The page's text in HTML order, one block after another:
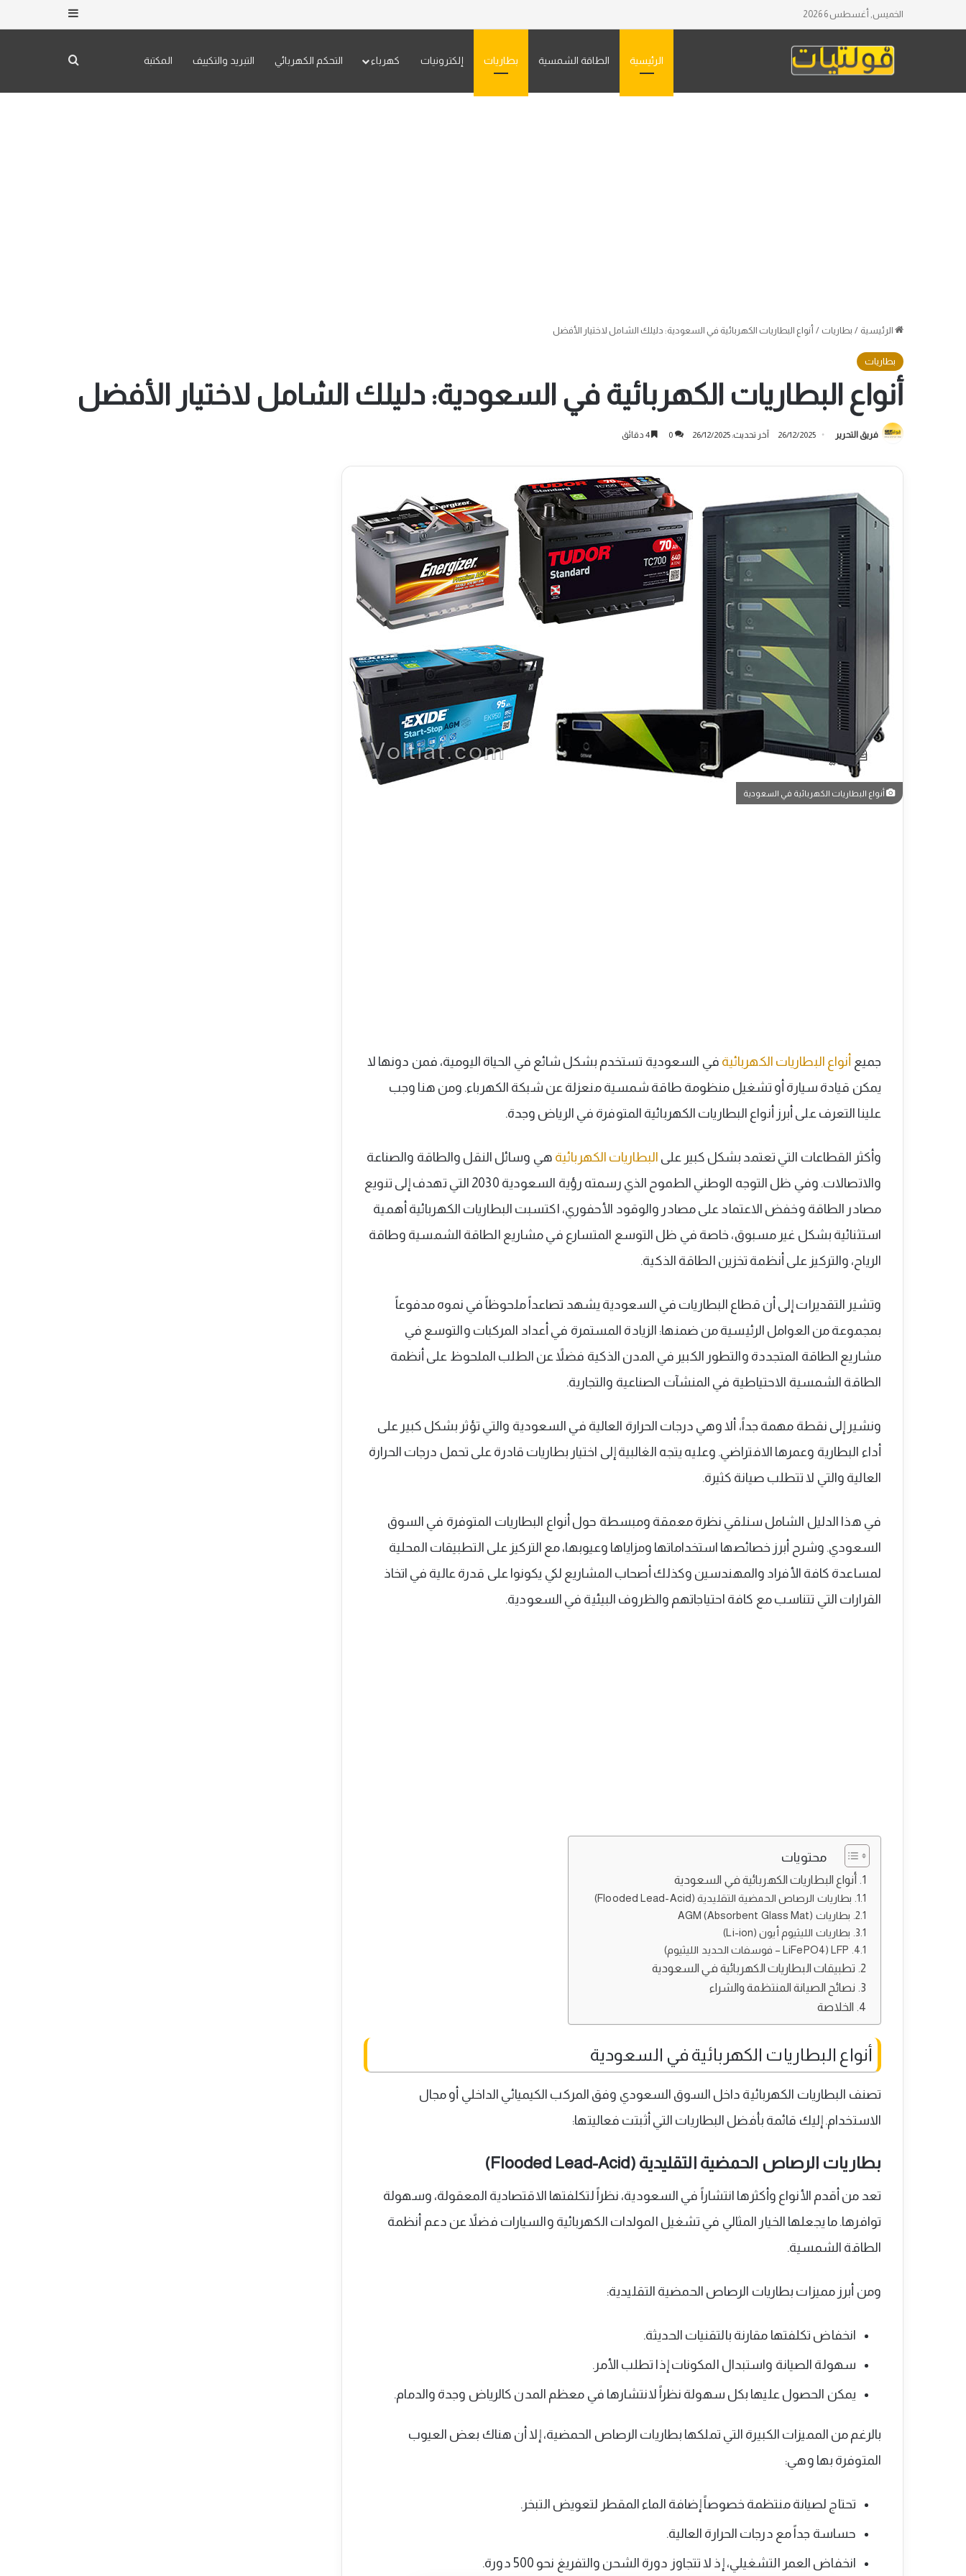
الخميس, أغسطس 6 2026 إضافة عمود
الرئيسية الطاقة الشمسية بطاريات إلكترونيات كهرباء التحكم الكهربائي التبريد والتكييف المكتبة بحث عن
الرئيسية / بطاريات / أنواع البطاريات الكهربائية في السعودية: دليلك الشامل لاختيار الأفضل
بطاريات
أنواع البطاريات الكهربائية في السعودية: دليلك الشامل لاختيار الأفضل
فريق التحرير 26/12/2025 آخر تحديث: 26/12/2025 0 4 دقائق
أنواع البطاريات الكهربائية في السعودية
جميع أنواع البطاريات الكهربائية في السعودية تستخدم بشكل شائع في الحياة اليومية، فمن دونها لا
يمكن قيادة سيارة أو تشغيل منظومة طاقة شمسية منعزلة عن شبكة الكهرباء. ومن هنا وجب
علينا التعرف على أبرز أنواع البطاريات الكهربائية المتوفرة في الرياض وجدة.
وأكثر القطاعات التي تعتمد بشكل كبير على البطاريات الكهربائية هي وسائل النقل والطاقة والصناعة
والاتصالات. وفي ظل التوجه الوطني الطموح الذي رسمته رؤية السعودية 2030 التي تهدف إلى تنويع
مصادر الطاقة وخفض الاعتماد على مصادر والوقود الأحفوري، اكتسبت البطاريات الكهربائية أهمية
استثنائية بشكل غير مسبوق، خاصة في ظل التوسع المتسارع في مشاريع الطاقة الشمسية وطاقة
الرياح، والتركيز على أنظمة تخزين الطاقة الذكية.
وتشير التقديرات إلى أن قطاع البطاريات في السعودية يشهد تصاعداً ملحوظاً في نموه مدفوعاً
بمجموعة من العوامل الرئيسية من ضمنها: الزيادة المستمرة في أعداد المركبات والتوسع في
مشاريع الطاقة المتجددة والتطور الكبير في المدن الذكية فضلاً عن الطلب الملحوظ على أنظمة
الطاقة الشمسية الاحتياطية في المنشآت الصناعية والتجارية.
ونشير إلى نقطة مهمة جداً، ألا وهي درجات الحرارة العالية في السعودية والتي تؤثر بشكل كبير على
أداء البطارية وعمرها الافتراضي. وعليه يتجه الغالبية إلى اختيار بطاريات قادرة على تحمل درجات الحرارة
العالية والتي لا تتطلب صيانة كثيرة.
في هذا الدليل الشامل سنلقي نظرة معمقة ومبسطة حول أنواع البطاريات المتوفرة في السوق
السعودي. وشرح أبرز خصائصها استخداماتها ومزاياها وعيوبها، مع التركيز على التطبيقات المحلية
لمساعدة كافة الأفراد والمهندسين وكذلك أصحاب المشاريع لكي يكونوا على قدرة عالية في اتخاذ
القرارات التي تتناسب مع كافة احتياجاتهم والظروف البيئية في السعودية.
محتويات
أنواع البطاريات الكهربائية في السعودية
بطاريات الرصاص الحمضية التقليدية (Flooded Lead-Acid)
بطاريات AGM (Absorbent Glass Mat)
بطاريات الليثيوم أيون (Li-ion)
LFP (LiFePO4 – فوسفات الحديد الليثيوم)
تطبيقات البطاريات الكهربائية في السعودية
نصائح الصيانة المنتظمة والشراء
الخلاصة
أنواع البطاريات الكهربائية في السعودية
تصنف البطاريات الكهربائية داخل السوق السعودي وفق المركب الكيميائي الداخلي أو مجال
الاستخدام. إليك قائمة بأفضل البطاريات التي أثبتت فعاليتها:
بطاريات الرصاص الحمضية التقليدية (Flooded Lead-Acid)
تعد من أقدم الأنواع وأكثرها انتشاراً في السعودية، نظراً لتكلفتها الاقتصادية المعقولة، وسهولة
توافرها. ما يجعلها الخيار المثالي في تشغيل المولدات الكهربائية والسيارات فضلاً عن دعم أنظمة
الطاقة الشمسية.
ومن أبرز مميزات بطاريات الرصاص الحمضية التقليدية:
انخفاض تكلفتها مقارنة بالتقنيات الحديثة.
سهولة الصيانة واستبدال المكونات إذا تطلب الأمر.
يمكن الحصول عليها بكل سهولة نظراً لانتشارها في معظم المدن كالرياض وجدة والدمام.
بالرغم من المميزات الكبيرة التي تملكها بطاريات الرصاص الحمضية، إلا أن هناك بعض العيوب
المتوفرة بها وهي:
تحتاج لصيانة منتظمة خصوصاً إضافة الماء المقطر لتعويض التبخر.
حساسة جداً مع درجات الحرارة العالية.
انخفاض العمر التشغيلي، إذ لا تتجاوز دورة الشحن والتفريغ نحو 500 دورة.